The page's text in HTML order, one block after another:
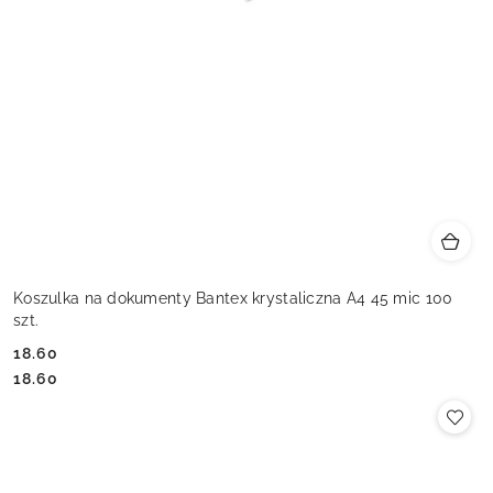
Koszulka na dokumenty Bantex krystaliczna A4 45 mic 100
szt.
Cena:
18.60
Cena:
18.60